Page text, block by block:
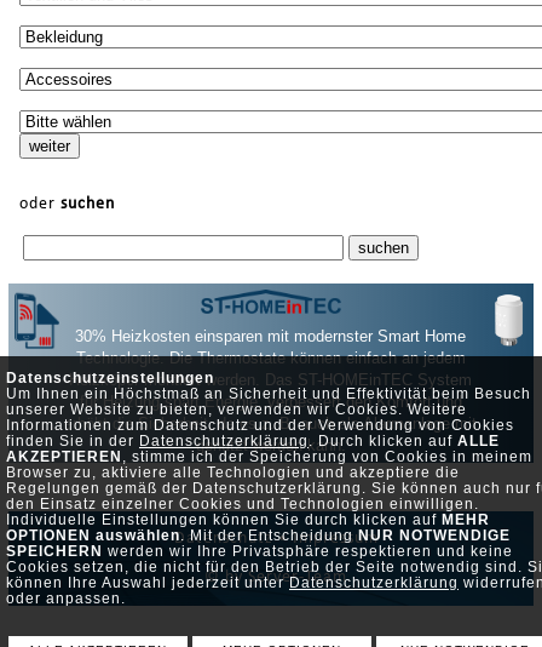
Datenschutzeinstellungen
Um Ihnen ein Höchstmaß an Sicherheit und Effektivität beim Besuch
unserer Website zu bieten, verwenden wir Cookies. Weitere
Informationen zum Datenschutz und der Verwendung von Cookies
finden Sie in der Datenschutzerklärung. Durch klicken auf ALLE
AKZEPTIEREN , stimme ich der Speicherung von Cookies in meinem
Browser zu, aktiviere alle Technologien und akzeptiere die
Regelungen gemäß der Datenschutzerklärung. Sie können auch nur
den Einsatz einzelner Cookies und Technologien einwilligen.
Individuelle Einstellungen können Sie durch klicken auf MEHR
OPTIONEN auswählen. Mit der Entscheidung NUR NOTWENDIGE
SPEICHERN werden wir Ihre Privatsphäre respektieren und keine
Cookies setzen, die nicht für den Betrieb der Seite notwendig sind.
können Ihre Auswahl jederzeit unterDatenschutzerklärung
oder anpassen.
oder suchen
30% Heizkosten einsparen mit modernster Smart Home
Technologie. Die Thermostate können einfach an jedem
Heizköper montiert werden. Das ST-HOMEinTEC System
für Heizung spart Energie, verbessert den Komfort und
erhöht die Sicherheit, da es z. B. auch als Alarmanlage mit
genutzt werden kann.
Datenschutz •Impressum
© by Server-Team